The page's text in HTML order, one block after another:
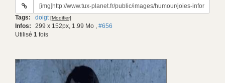
URL
gif:
Tags: doigt [Modifier]
Infos: 299 x 152px, 1.99 Mo , #656
Utilisé 1 fois